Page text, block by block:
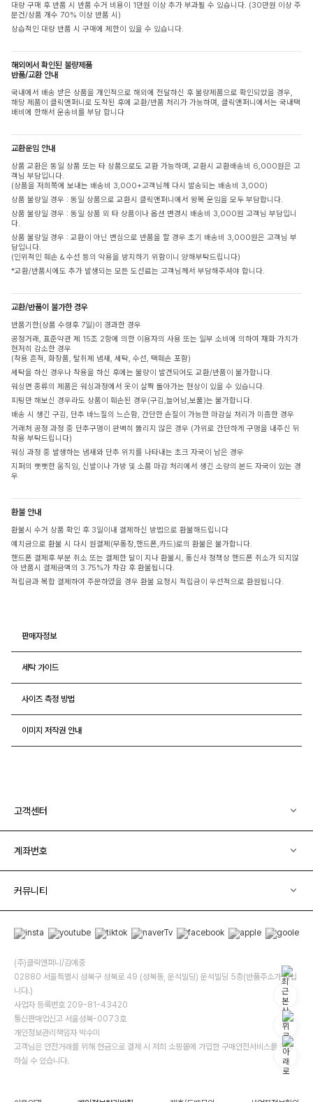
대량 구매 후 반품 시 반품 수거 비용이 1만원 이상 추가 부과될 수 있습니다. (30만원 이상 주
문건/상품 개수 70% 이상 반품 시)
상습적인 대량 반품 시 구매에 제한이 있을 수 있습니다.
해외에서 확인된 불량제품
반품/교환 안내
국내에서 배송 받은 상품을 개인적으로 해외에 전달하신 후 불량제품으로 확인되었을 경우,
해당 제품이 클릭앤퍼니로 도착된 후에 교환/반품 처리가 가능하며, 클릭앤퍼니에서는 국내택
배비에 한해서 운송비를 부담 합니다
교환운임 안내
상품 교환은 동일 상품 또는 타 상품으로도 교환 가능하며, 교환시 교환배송비 6,000원은 고
객님 부담입니다.
(상품을 저희쪽에 보내는 배송비 3,000+고객님께 다시 발송되는 배송비 3,000)
상품 불량일 경우 : 동일 상품으로 교환시 클릭앤퍼니에서 왕복 운임을 모두 부담합니다.
상품 불량일 경우 : 동일 상품 외 타 상품이나 옵션 변경시 배송비 3,000원 고객님 부담입니
다.
상품 불량일 경우 : 교환이 아닌 변심으로 반품을 할 경우 초기 배송비 3,000원은 고객님 부
담입니다.
(인위적인 훼손 & 수선 등의 악용을 방지하기 위함이니 양해부탁드립니다)
*교환/반품시에도 추가 발생되는 모든 도선료는 고객님께서 부담해주셔야 합니다.
교환/반품이 불가한 경우
반품기한(상품 수령후 7일)이 경과한 경우
공정거래, 표준약관 제 15조 2항에 의한 이용자의 사용 또는 일부 소비에 의하여 재화 가치가
현저히 감소한 경우
(착용 흔적, 화장품, 탈취제 냄새, 세탁, 수선, 택훼손 포함)
세탁을 하신 경우나 착용을 하신 후에는 불량이 발견되어도 교환/반품이 불가합니다.
워싱면 종류의 제품은 워싱과정에서 옷이 살짝 돌아가는 현상이 있을 수 있습니다.
피팅만 해보신 경우라도 상품이 훼손된 경우(구김,늘어남,보풀)는 불가합니다.
배송 시 생긴 구김, 단추 바느질의 느슨함, 간단한 손질이 가능한 마감실 처리가 미흡한 경우
거래처 공정 과정 중 단추구멍이 완벽히 뚫리지 않은 경우 (가위로 간단하게 구멍을 내주신 뒤
착용 부탁드립니다)
워싱 과정 중 발생하는 냄새와 단추 위치를 나타내는 초크 자국이 남은 경우
지퍼의 뻣뻣한 움직임, 신발이나 가방 및 소품 마감 처리에서 생긴 소량의 본드 자국이 있는 경
우
환불 안내
환불시 수거 상품 확인 후 3일이내 결제하신 방법으로 환불해드립니다
예치금으로 환불 시 다시 원결제(무통장,핸드폰,카드)로의 환불은 불가합니다.
핸드폰 결제후 부분 취소 또는 결제한 달이 지나 환불시, 통신사 정책상 핸드폰 취소가 되지않
아 반품시 결제금액의 3.75%가 차감 후 환불됩니다.
적립금과 복합 결제하여 주문하였을 경우 환불 요청시 적립금이 우선적으로 환원됩니다.
판매자정보
세탁 가이드
사이즈 측정 방법
이미지 저작권 안내
고객센터
계좌번호
커뮤니티
(주)클릭앤퍼니/김예중
02880 서울특별시 성북구 성북로 49 (성북동, 운석빌딩) 운석빌딩 5층(반품주소가 아닙
니다.)
사업자 등록번호 209-81-43420
통신판매업신고 서울성북-0073호
개인정보관리책임자 박수미
고객님은 안전거래를 위해 현금으로 결제 시 저희 소핑몰에 가입한 구매안전서비스를 이용
하실 수 있습니다.